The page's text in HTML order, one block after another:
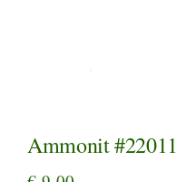
Ammonit #22011